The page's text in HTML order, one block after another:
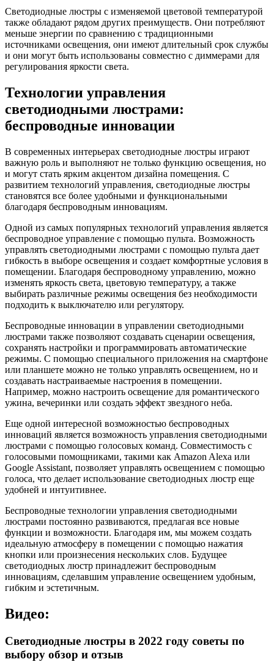
Светодиодные люстры с изменяемой цветовой температурой
также обладают рядом других преимуществ. Они потребляют
меньше энергии по сравнению с традиционными
источниками освещения, они имеют длительный срок службы
и они могут быть использованы совместно с диммерами для
регулирования яркости света.
Технологии управления
светодиодными люстрами:
беспроводные инновации
В современных интерьерах светодиодные люстры играют
важную роль и выполняют не только функцию освещения, но
и могут стать ярким акцентом дизайна помещения. С
развитием технологий управления, светодиодные люстры
становятся все более удобными и функциональными
благодаря беспроводным инновациям.
Одной из самых популярных технологий управления является
беспроводное управление с помощью пульта. Возможность
управлять светодиодными люстрами с помощью пульта дает
гибкость в выборе освещения и создает комфортные условия в
помещении. Благодаря беспроводному управлению, можно
изменять яркость света, цветовую температуру, а также
выбирать различные режимы освещения без необходимости
подходить к выключателю или регулятору.
Беспроводные инновации в управлении светодиодными
люстрами также позволяют создавать сценарии освещения,
сохранять настройки и программировать автоматические
режимы. С помощью специального приложения на смартфоне
или планшете можно не только управлять освещением, но и
создавать настраиваемые настроения в помещении.
Например, можно настроить освещение для романтического
ужина, вечеринки или создать эффект звездного неба.
Еще одной интересной возможностью беспроводных
инноваций является возможность управления светодиодными
люстрами с помощью голосовых команд. Совместимость с
голосовыми помощниками, такими как Amazon Alexa или
Google Assistant, позволяет управлять освещением с помощью
голоса, что делает использование светодиодных люстр еще
удобней и интуитивнее.
Беспроводные технологии управления светодиодными
люстрами постоянно развиваются, предлагая все новые
функции и возможности. Благодаря им, мы можем создать
идеальную атмосферу в помещении с помощью нажатия
кнопки или произнесения нескольких слов. Будущее
светодиодных люстр принадлежит беспроводным
инновациям, сделавшим управление освещением удобным,
гибким и эстетичным.
Видео:
Светодиодные люстры в 2022 году советы по
выбору обзор и отзыв